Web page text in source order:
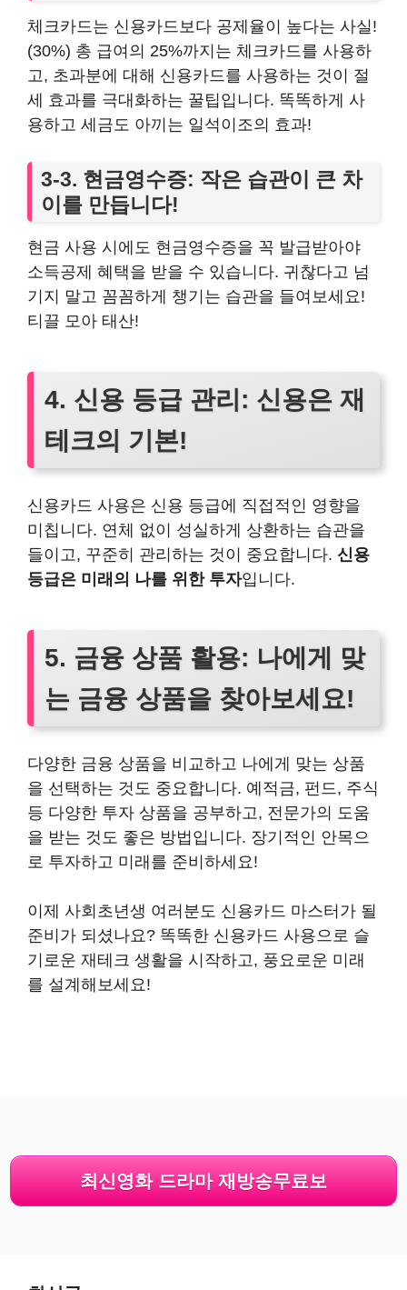
체크카드는 신용카드보다 공제율이 높다는 사실!
(30%) 총 급여의 25%까지는 체크카드를 사용하
고, 초과분에 대해 신용카드를 사용하는 것이 절
세 효과를 극대화하는 꿀팁입니다. 똑똑하게 사
용하고 세금도 아끼는 일석이조의 효과!
3-3. 현금영수증: 작은 습관이 큰 차
이를 만듭니다!
현금 사용 시에도 현금영수증을 꼭 발급받아야
소득공제 혜택을 받을 수 있습니다. 귀찮다고 넘
기지 말고 꼼꼼하게 챙기는 습관을 들여보세요!
티끌 모아 태산!
4. 신용 등급 관리: 신용은 재
테크의 기본!
신용카드 사용은 신용 등급에 직접적인 영향을
미칩니다. 연체 없이 성실하게 상환하는 습관을
들이고, 꾸준히 관리하는 것이 중요합니다. 신용
등급은 미래의 나를 위한 투자입니다.
5. 금융 상품 활용: 나에게 맞
는 금융 상품을 찾아보세요!
다양한 금융 상품을 비교하고 나에게 맞는 상품
을 선택하는 것도 중요합니다. 예적금, 펀드, 주식
등 다양한 투자 상품을 공부하고, 전문가의 도움
을 받는 것도 좋은 방법입니다. 장기적인 안목으
로 투자하고 미래를 준비하세요!
이제 사회초년생 여러분도 신용카드 마스터가 될
준비가 되셨나요? 똑똑한 신용카드 사용으로 슬
기로운 재테크 생활을 시작하고, 풍요로운 미래
를 설계해보세요!
최신영화 드라마 재방송무료보